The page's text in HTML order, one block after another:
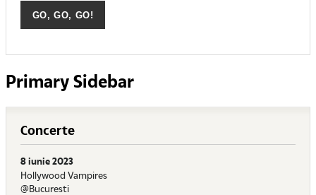
Primary Sidebar
Concerte
8 iunie 2023
Hollywood Vampires
@Bucuresti